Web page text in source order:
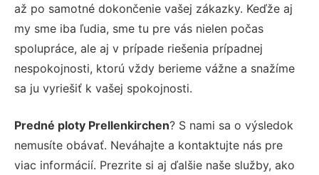
až po samotné dokončenie vašej zákazky. Keďže aj
my sme iba ľudia, sme tu pre vás nielen počas
spolupráce, ale aj v prípade riešenia prípadnej
nespokojnosti, ktorú vždy berieme vážne a snažíme
sa ju vyriešiť k vašej spokojnosti.
Predné ploty Prellenkirchen? S nami sa o výsledok
nemusíte obávať. Neváhajte a kontaktujte nás pre
viac informácií. Prezrite si aj ďalšie naše služby, ako